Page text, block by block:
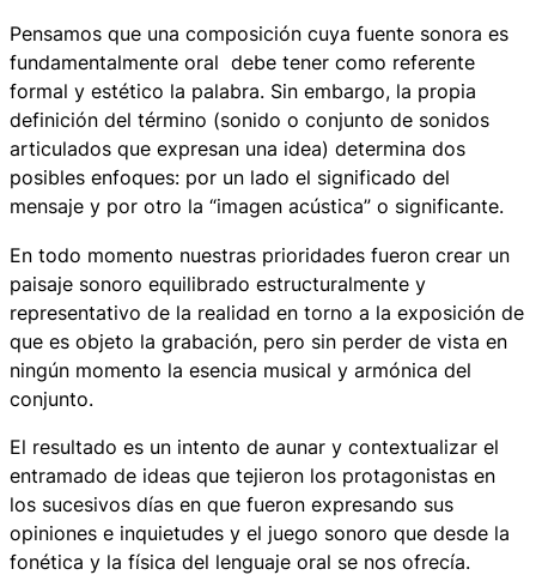
Pensamos que una composición cuya fuente sonora es
fundamentalmente oral debe tener como referente
formal y estético la palabra. Sin embargo, la propia
definición del término (sonido o conjunto de sonidos
articulados que expresan una idea) determina dos
posibles enfoques: por un lado el significado del
mensaje y por otro la “imagen acústica” o significante.
En todo momento nuestras prioridades fueron crear un
paisaje sonoro equilibrado estructuralmente y
representativo de la realidad en torno a la exposición de
que es objeto la grabación, pero sin perder de vista en
ningún momento la esencia musical y armónica del
conjunto.
El resultado es un intento de aunar y contextualizar el
entramado de ideas que tejieron los protagonistas en
los sucesivos días en que fueron expresando sus
opiniones e inquietudes y el juego sonoro que desde la
fonética y la física del lenguaje oral se nos ofrecía.